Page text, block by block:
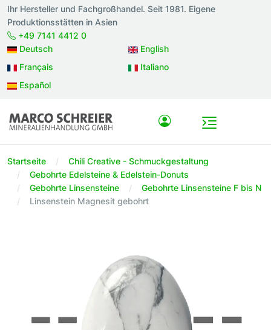
Ihr Hersteller und Fachgroßhandel. Seit 1981. Eigene
Produktionsstätten in Asien
+49 7141 4412 0
Deutsch
English
Français
Italiano
Español
Startseite
Chili Creative - Schmuckgestaltung
Gebohrte Edelsteine & Edelstein-Donuts
Gebohrte Linsensteine
Gebohrte Linsensteine F bis N
Linsenstein Magnesit gebohrt